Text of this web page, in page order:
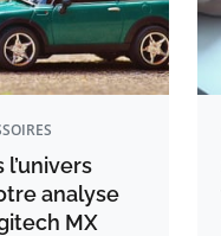
l’univers
analyse
MX